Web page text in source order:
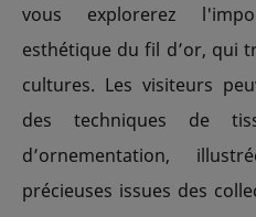
vous explorerez
esthétique du fil d’or, qui
cultures. Les visiteurs
des techniques de
d’ornementation,
précieuses issues des